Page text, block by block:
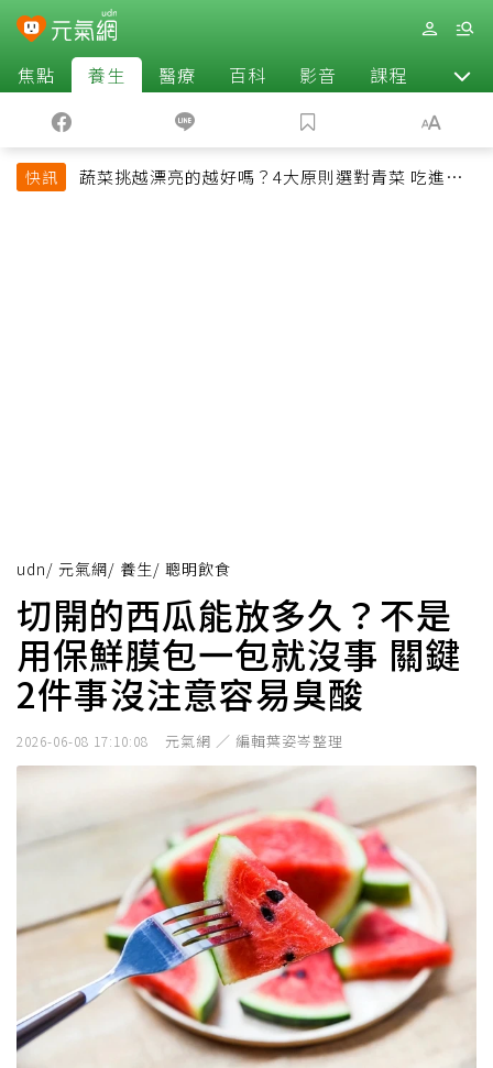
焦點 養生 醫療 百科 影音 課程 退休
快訊
蔬菜挑越漂亮的越好嗎？4大原則選對青菜 吃進纖
udn/ 元氣網/ 養生/ 聰明飲食
切開的西瓜能放多久？不是
用保鮮膜包一包就沒事 關鍵
2件事沒注意容易臭酸
2026-06-08 17:10:08 元氣網 ／ 編輯葉姿岑整理